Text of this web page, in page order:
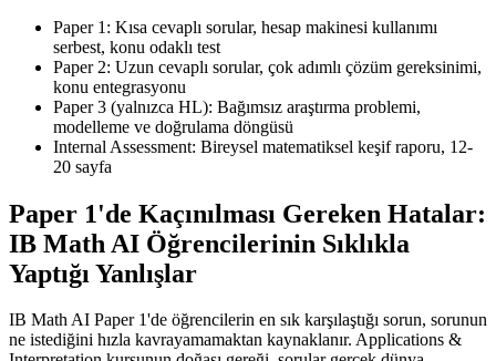
Paper 1: Kısa cevaplı sorular, hesap makinesi kullanımı
serbest, konu odaklı test
Paper 2: Uzun cevaplı sorular, çok adımlı çözüm gereksinimi,
konu entegrasyonu
Paper 3 (yalnızca HL): Bağımsız araştırma problemi,
modelleme ve doğrulama döngüsü
Internal Assessment: Bireysel matematiksel keşif raporu, 12-
20 sayfa
Paper 1'de Kaçınılması Gereken Hatalar:
IB Math AI Öğrencilerinin Sıklıkla
Yaptığı Yanlışlar
IB Math AI Paper 1'de öğrencilerin en sık karşılaştığı sorun, sorunun
ne istediğini hızla kavrayamamaktan kaynaklanır. Applications &